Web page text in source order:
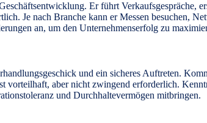
Er führt Verkaufsgespräche,
Je nach Branche kann er Messen besuchen,
an, um den Unternehmenserfolg zu
und ein sicheres Auftreten.
vorteilhaft, aber nicht zwingend erforderlich.
und Durchhaltevermögen mitbringen.